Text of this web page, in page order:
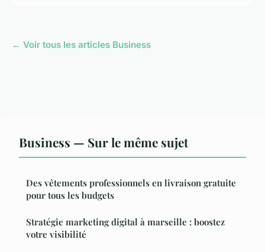
← Voir tous les articles Business
Business — Sur le même sujet
Des vêtements professionnels en livraison gratuite
pour tous les budgets
Stratégie marketing digital à marseille : boostez
votre visibilité